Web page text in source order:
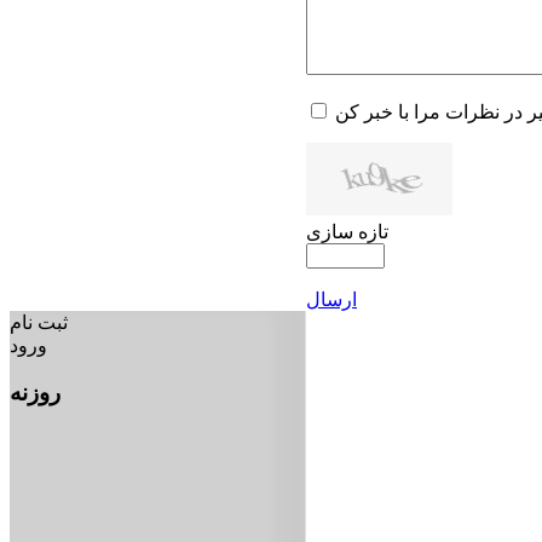
در نظرات مرا با خبر کن
تازه سازی
ارسال
ثبت نام
ورود
روزنه